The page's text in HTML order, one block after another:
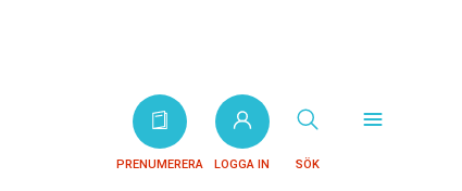
PRENUMERERA LOGGA IN SÖK